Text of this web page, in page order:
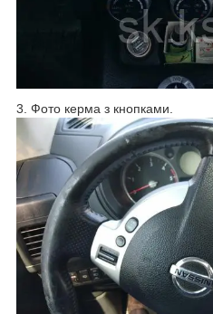
3. Фото керма з кнопками.